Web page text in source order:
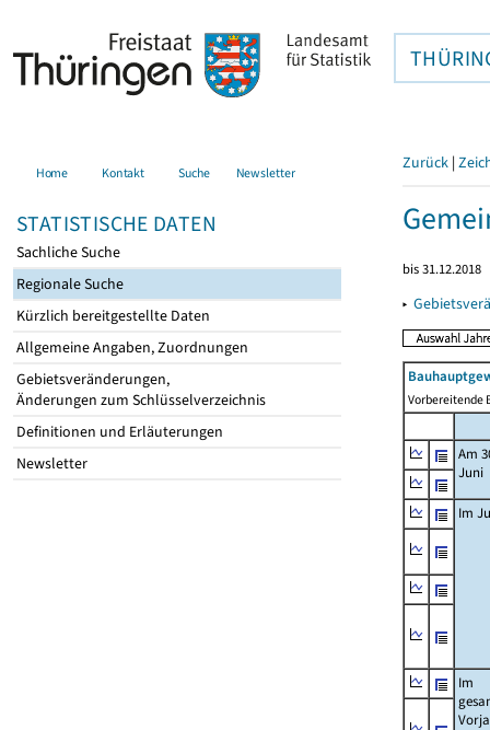
Home Kontakt Suche Newsletter
STATISTISCHE DATEN
Sachliche Suche
Regionale Suche
Kürzlich bereitgestellte Daten
Allgemeine Angaben, Zuordnungen
Gebietsveränderungen,
Änderungen zum Schlüsselverzeichnis
Definitionen und Erläuterungen
Newsletter
Zurück |
bis 31.12.2018
▸
Vorbereitende
Am
Juni
Im
Im